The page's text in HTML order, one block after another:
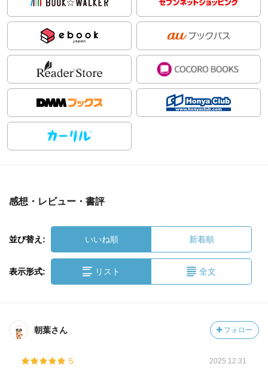
感想・レビュー・書評
並び替え: いいね順 新着順
表示形式: リスト 全文
朝葉さん フォロー
5 2025.12.31